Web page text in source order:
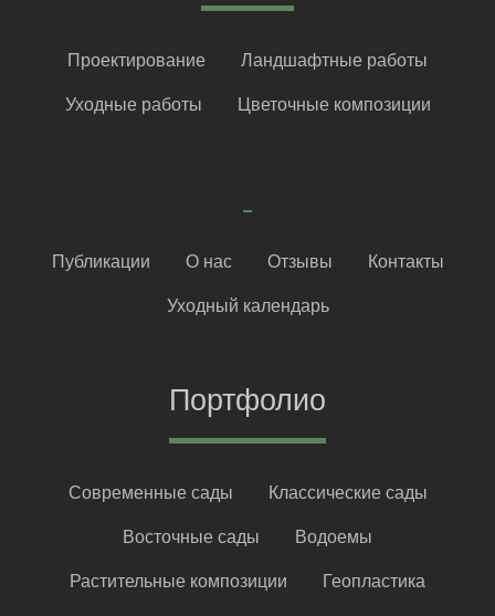
Проектирование Ландшафтные работы
Уходные работы Цветочные композиции
Публикации О нас Отзывы Контакты
Уходный календарь
Портфолио
Современные сады Классические сады
Восточные сады Водоемы
Растительные композиции Геопластика